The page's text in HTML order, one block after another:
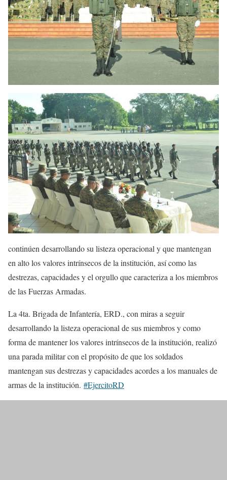
continúen desarrollando su listeza operacional y que mantengan
en alto los valores intrínsecos de la institución, así como las
destrezas, capacidades y el orgullo que caracteriza a los miembros
de las Fuerzas Armadas.
La 4ta. Brigada de Infantería, ERD., con miras a seguir
desarrollando la listeza operacional de sus miembros y como
forma de mantener los valores intrínsecos de la institución, realizó
una parada militar con el propósito de que los soldados
mantengan sus destrezas y capacidades acordes a los manuales de
armas de la institución. #EjercitoRD